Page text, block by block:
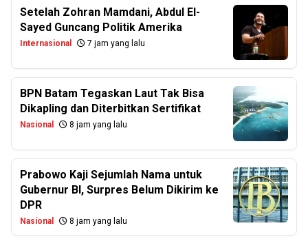
Setelah Zohran Mamdani, Abdul El-
Sayed Guncang Politik Amerika
Internasional 7 jam yang lalu
BPN Batam Tegaskan Laut Tak Bisa
Dikapling dan Diterbitkan Sertifikat
Nasional 8 jam yang lalu
Prabowo Kaji Sejumlah Nama untuk
Gubernur BI, Surpres Belum Dikirim ke
DPR
Nasional 8 jam yang lalu